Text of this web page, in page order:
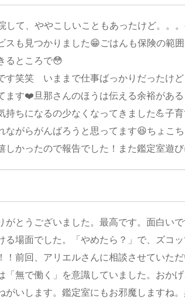
して、ややこしいこともあったけど。。
スも見つかりました😁ごはんも保険の範
るところで😳
す笑笑 いままで仕事ばっかりだったけ
ます❤️旦那さんのほうは伝える余裕があ
持ちになるの少なくなってきました💪子
ながらがんばろうと思ってます😆ちょこ
しかったので報告でした！また鑑定室遊び
がとうございました。最高です。面白い
る場面でした。「やめたら？」で、ズコ
！前回、アリエルさんに相談させていた
「無で働く」を意識していました。おか
がいします。鑑定室にもお邪魔しますね